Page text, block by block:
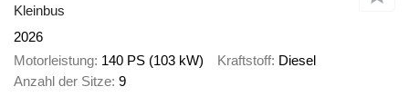
Kleinbus
2026
Motorleistung 140 PS (103 kW) Kraftstoff Diesel
Anzahl der Sitze 9